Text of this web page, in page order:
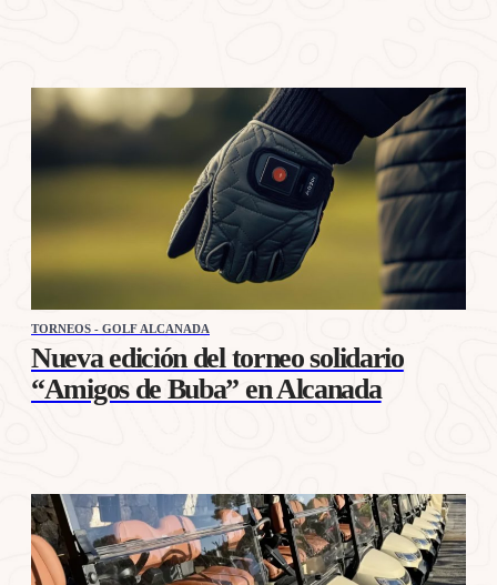
TORNEOS - GOLF ALCANADA
Nueva edición del torneo solidario
“Amigos de Buba” en Alcanada